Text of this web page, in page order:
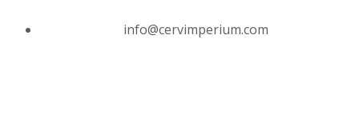
info@cervimperium.com